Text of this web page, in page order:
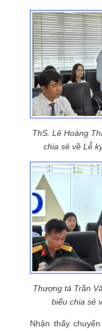
ThS. Lê Hoàng
chia sẻ về Lễ
Thượng tá Trần
biểu chia sẻ
Nhận thấy